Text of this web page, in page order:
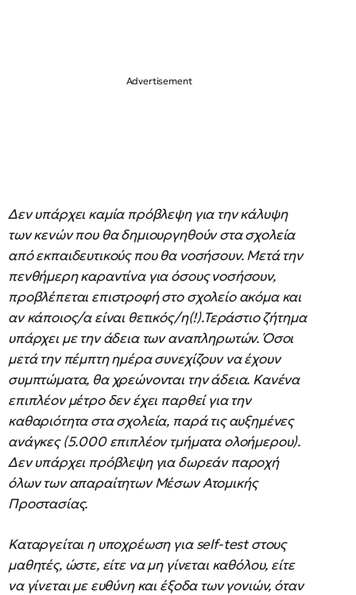
Δεν υπάρχει καμία πρόβλεψη για την κάλυψη
των κενών που θα δημιουργηθούν στα σχολεία
από εκπαιδευτικούς που θα νοσήσουν. Μετά την
πενθήμερη καραντίνα για όσους νοσήσουν,
προβλέπεται επιστροφή στο σχολείο ακόμα και
αν κάποιος/α είναι θετικός/η(!).Τεράστιο ζήτημα
υπάρχει με την άδεια των αναπληρωτών. Όσοι
μετά την πέμπτη ημέρα συνεχίζουν να έχουν
συμπτώματα, θα χρεώνονται την άδεια. Κανένα
επιπλέον μέτρο δεν έχει παρθεί για την
καθαριότητα στα σχολεία, παρά τις αυξημένες
ανάγκες (5.000 επιπλέον τμήματα ολοήμερου).
Δεν υπάρχει πρόβλεψη για δωρεάν παροχή
όλων των απαραίτητων Μέσων Ατομικής
Προστασίας.
Καταργείται η υποχρέωση για self-test στους
μαθητές, ώστε, είτε να μη γίνεται καθόλου, είτε
να γίνεται με ευθύνη και έξοδα των γονιών, όταν